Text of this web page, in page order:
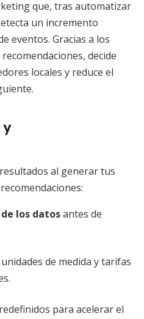
que, tras automatizar
un incremento
eventos. Gracias a los
decide
locales y reduce el
y
al generar tus
los datosantes de
de medida y tarifas
para acelerar el